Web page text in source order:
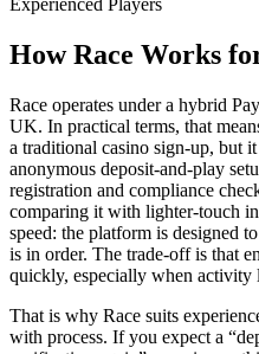
How Race Works
Race operates under a hybrid
UK. In practical terms, that
a traditional casino sign-up, but
anonymous deposit-and-play
registration and compliance
comparing it with lighter-touch
speed: the platform is designed
is in order. The trade-off is that
quickly, especially when activity
That is why Race suits
with process. If you expect a